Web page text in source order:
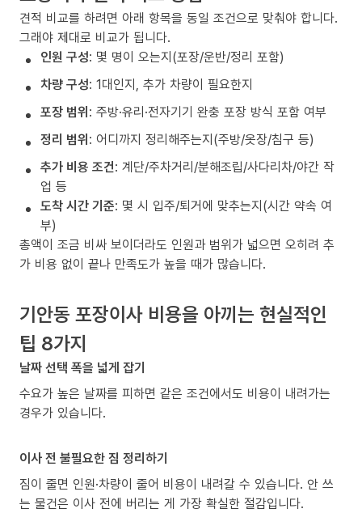
견적 비교를 하려면 아래 항목을 동일 조건으로 맞춰야 합니다.
그래야 제대로 비교가 됩니다.
인원 구성: 몇 명이 오는지(포장/운반/정리 포함)
차량 구성: 1대인지, 추가 차량이 필요한지
포장 범위: 주방·유리·전자기기 완충 포장 방식 포함 여부
정리 범위: 어디까지 정리해주는지(주방/옷장/침구 등)
추가 비용 조건: 계단/주차거리/분해조립/사다리차/야간 작
업 등
도착 시간 기준: 몇 시 입주/퇴거에 맞추는지(시간 약속 여
부)
총액이 조금 비싸 보이더라도 인원과 범위가 넓으면 오히려 추
가 비용 없이 끝나 만족도가 높을 때가 많습니다.
기안동 포장이사 비용을 아끼는 현실적인
팁 8가지
날짜 선택 폭을 넓게 잡기
수요가 높은 날짜를 피하면 같은 조건에서도 비용이 내려가는
경우가 있습니다.
이사 전 불필요한 짐 정리하기
짐이 줄면 인원·차량이 줄어 비용이 내려갈 수 있습니다. 안 쓰
는 물건은 이사 전에 버리는 게 가장 확실한 절감입니다.